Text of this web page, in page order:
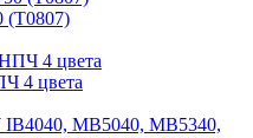
(T0807)
4 цвета